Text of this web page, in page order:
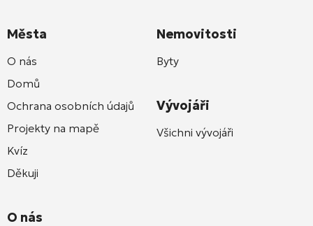
Města
O nás
Domů
Ochrana osobních údajů
Projekty na mapě
Kvíz
Děkuji
O nás
Nemovitosti
Byty
Vývojáři
Všichni vývojáři